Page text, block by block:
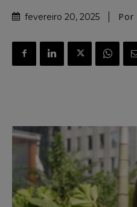
fevereiro 20, 2025 Por